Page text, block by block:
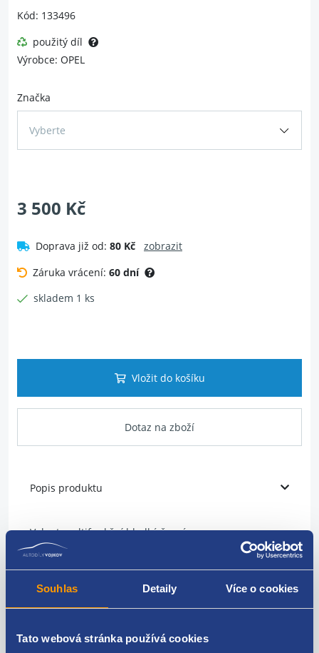
Souhlas Detaily Více o cookies
Tato webová stránka používá cookies
Kód: 133496
použitý díl
Výrobce: OPEL
Značka
Vyberte
3 500 Kč
Doprava již od: 80 Kč
zobrazit
Záruka vrácení: 60 dní
skladem 1 ks
Vložit do košíku
Dotaz na zboží
Popis produktu
Volant multifunkční hladký černý
Barva: černá (kůže)
Multifunkční, pro tempomat, s vyhříváním
9134460